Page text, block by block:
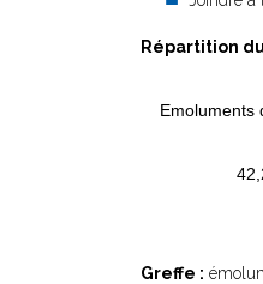
Répartition
Emoluments
Greffe :